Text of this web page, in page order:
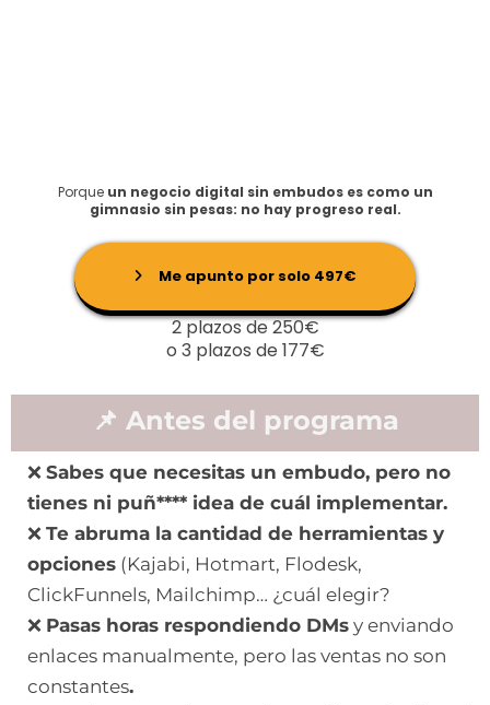
Porque un negocio digital sin embudos es como un
gimnasio sin pesas: no hay progreso real.
Me apunto por solo 497€
2 plazos de 250€
o 3 plazos de 177€
📌 Antes del programa
❌ Sabes que necesitas un embudo, pero no
tienes ni puñ**** idea de cuál implementar.
❌ Te abruma la cantidad de herramientas y
opciones (Kajabi, Hotmart, Flodesk,
ClickFunnels, Mailchimp… ¿cuál elegir?
❌ Pasas horas respondiendo DMs y enviando
enlaces manualmente, pero las ventas no son
constantes.